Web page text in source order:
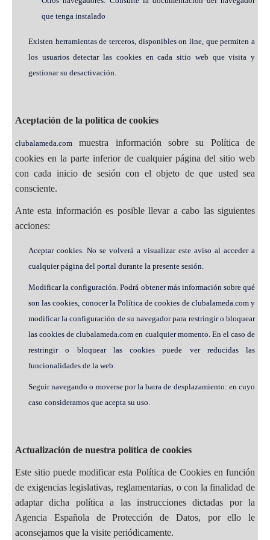
que tenga instalado
Existen herramientas de terceros, disponibles on line, que permiten a
los usuarios detectar las cookies en cada sitio web que visita y
gestionar su desactivación.
Aceptación de la política de cookies
clubalameda.com muestra información sobre su Política de
cookies en la parte inferior de cualquier página del sitio web
con cada inicio de sesión con el objeto de que usted sea
consciente.
Ante esta información es posible llevar a cabo las siguientes
acciones:
Aceptar cookies. No se volverá a visualizar este aviso al acceder a
cualquier página del portal durante la presente sesión.
Modificar la configuración. Podrá obtener más información sobre qué
son las cookies, conocer la Política de cookies de clubalameda.com y
modificar la configuración de su navegador para restringir o bloquear
las cookies de clubalameda.com en cualquier momento. En el caso de
restringir o bloquear las cookies puede ver reducidas las
funcionalidades de la web.
Seguir navegando o moverse por la barra de desplazamiento: en cuyo
caso consideramos que acepta su uso.
Actualización de nuestra política de cookies
Este sitio puede modificar esta Política de Cookies en función
de exigencias legislativas, reglamentarias, o con la finalidad de
adaptar dicha política a las instrucciones dictadas por la
Agencia Española de Protección de Datos, por ello le
aconsejamos que la visite periódicamente.